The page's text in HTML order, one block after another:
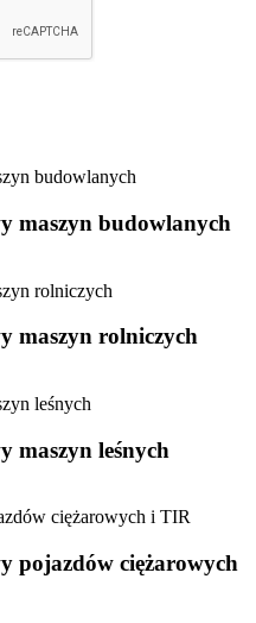
maszyn budowlanych
maszyn rolniczych
maszyn leśnych
pojazdów ciężarowych